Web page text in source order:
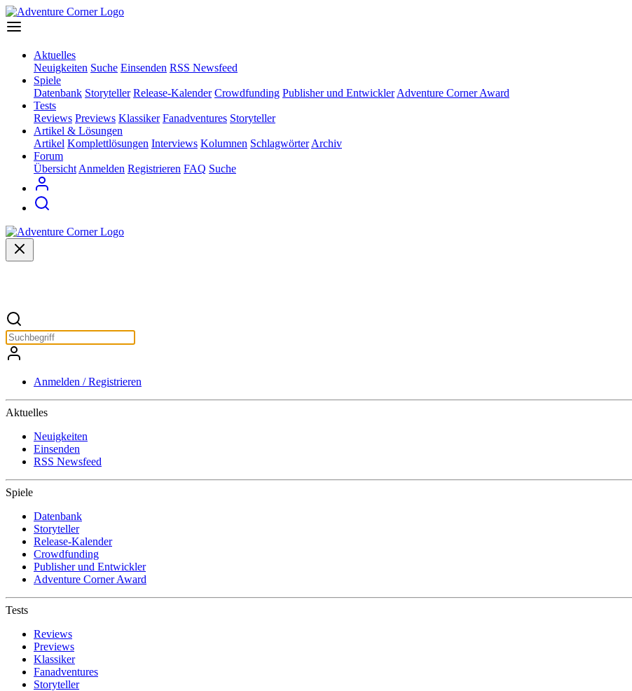
Aktuelles
Neuigkeiten Suche Einsenden RSS Newsfeed
Spiele
Datenbank Storyteller Release-Kalender Crowdfunding Publisher und Entwickler Adventure Corner Award
Tests
Reviews Previews Klassiker Fanadventures Storyteller
Artikel & Lösungen
Artikel Komplettlösungen Interviews Kolumnen Schlagwörter Archiv
Forum
Übersicht Anmelden Registrieren FAQ Suche
Anmelden / Registrieren
Aktuelles
Neuigkeiten
Einsenden
RSS Newsfeed
Spiele
Datenbank
Storyteller
Release-Kalender
Crowdfunding
Publisher und Entwickler
Adventure Corner Award
Tests
Reviews
Previews
Klassiker
Fanadventures
Storyteller